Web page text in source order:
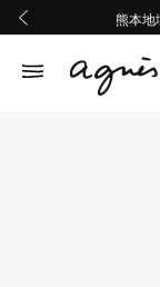
熊本地
熊本地